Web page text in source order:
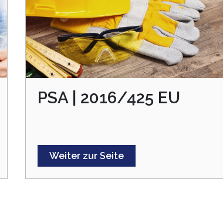
PSA | 2016/425 EU
Weiter zur Seite